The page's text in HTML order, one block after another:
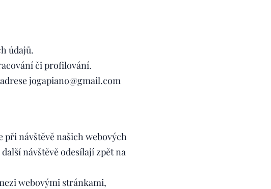
údajů.
či profilování.
jogapiano@gmail.com
při návštěvě našich webových
návštěvě odesílají zpět na
webovými stránkami,